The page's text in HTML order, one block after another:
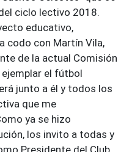
ciclo lectivo 2018.
educativo,
codo con Martín Vila,
de la actual Comisión
el fútbol
junto a él y todos los
que me
ya se hizo
los invito a todas y
Presidente del Club